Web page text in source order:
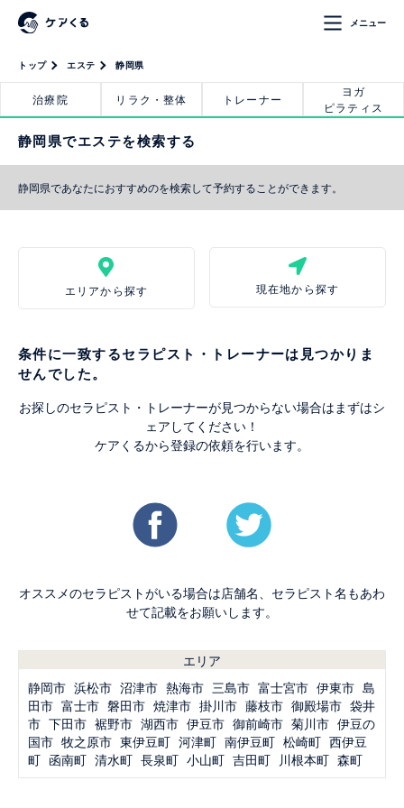
メニュー
トップ エステ 静岡県
治療院 リラク・整体 トレーナー
ヨガ
ピラティス
静岡県でエステを検索する
静岡県であなたにおすすめのを検索して予約することができます。
エリアから探す 現在地から探す
条件に一致するセラピスト・トレーナーは見つかりま
せんでした。
お探しのセラピスト・トレーナーが見つからない場合はまずはシ
ェアしてください！
ケアくるから登録の依頼を行います。
オススメのセラピストがいる場合は店舗名、セラピスト名もあわ
せて記載をお願いします。
エリア
静岡市 浜松市 沼津市 熱海市 三島市 富士宮市 伊東市 島
田市 富士市 磐田市 焼津市 掛川市 藤枝市 御殿場市 袋井
市 下田市 裾野市 湖西市 伊豆市 御前崎市 菊川市 伊豆の
国市 牧之原市 東伊豆町 河津町 南伊豆町 松崎町 西伊豆
町 函南町 清水町 長泉町 小山町 吉田町 川根本町 森町